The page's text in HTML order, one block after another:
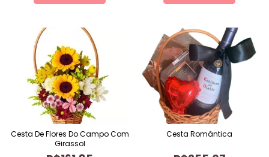
Cesta De Flores Do Campo Com
Girassol
Cesta Romântica